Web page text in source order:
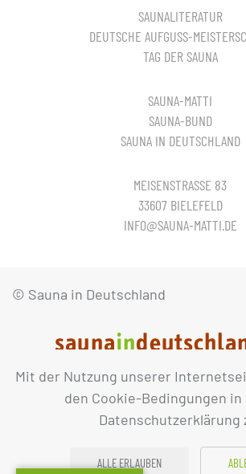
Mit der Nutzung unserer
den Cookie-Bedingungen
Datenschutzerklärung
ALLE ERLAUBEN
SAUNALITERATUR
DEUTSCHE AUFGUSS-
TAG DER SAUNA
SAUNA-MATTI
SAUNA-BUND
SAUNA IN DEUTSCHLAND
MEISENSTRASSE 83
33607 BIELEFELD
INFO@SAUNA-MATTI.DE
© Sauna in Deutschland